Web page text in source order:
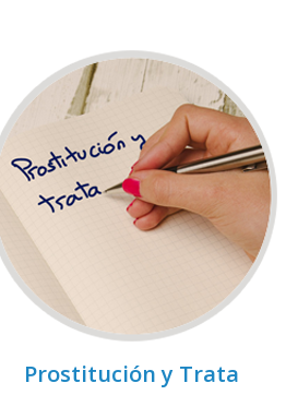
Prostitución y Trata